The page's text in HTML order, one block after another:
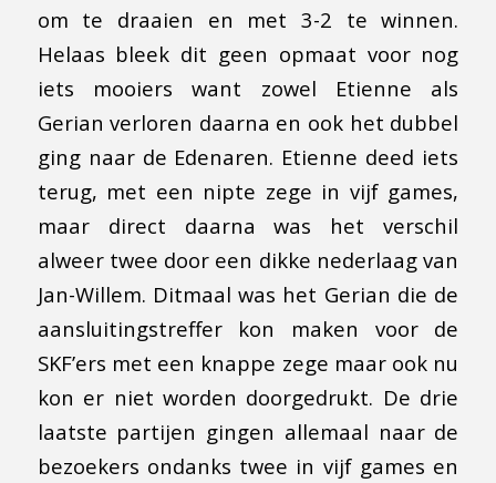
om te draaien en met 3-2 te winnen.
Helaas bleek dit geen opmaat voor nog
iets mooiers want zowel Etienne als
Gerian verloren daarna en ook het dubbel
ging naar de Edenaren. Etienne deed iets
terug, met een nipte zege in vijf games,
maar direct daarna was het verschil
alweer twee door een dikke nederlaag van
Jan-Willem. Ditmaal was het Gerian die de
aansluitingstreffer kon maken voor de
SKF’ers met een knappe zege maar ook nu
kon er niet worden doorgedrukt. De drie
laatste partijen gingen allemaal naar de
bezoekers ondanks twee in vijf games en